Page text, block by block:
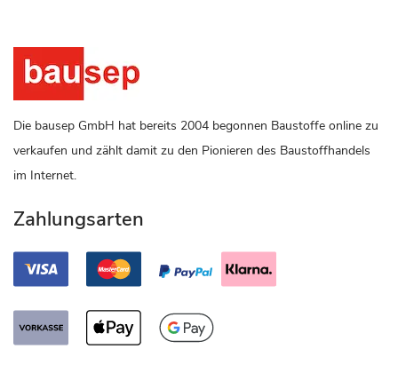
Die bausep GmbH hat bereits 2004 begonnen Baustoffe online zu
verkaufen und zählt damit zu den Pionieren des Baustoffhandels
im Internet.
Zahlungsarten